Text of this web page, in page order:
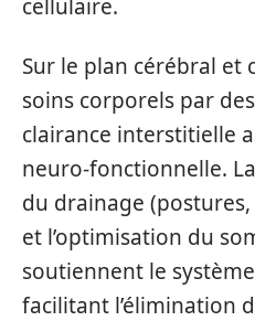
cellulaire.
Sur le plan cérébral
soins corporels par
clairance interstitielle
neuro‑fonctionnelle.
du drainage
et l’optimisation du
soutiennent le
facilitant l’élimination